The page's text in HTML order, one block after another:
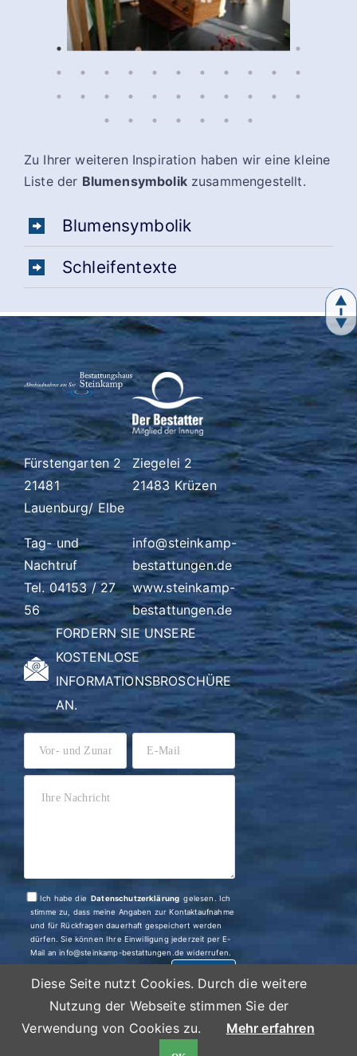
Zu Ihrer weiteren Inspiration haben wir eine kleine
Liste der Blumensymbolikzusammengestellt.
Blumensymbolik
Schleifentexte
Fürstengarten 2
21481
Lauenburg/ Elbe
Ziegelei 2
21483 Krüzen
Tag- und
Nachtruf
Tel. 04153 / 27
56
info@steinkamp-
bestattungen.de
www.steinkamp-
bestattungen.de
FORDERN SIE UNSERE
KOSTENLOSE
INFORMATIONSBROSCHÜRE
AN.
Ich habe die Datenschutzerklärung gelesen. Ich
stimme zu, dass meine Angaben zur Kontaktaufnahme
und für Rückfragen dauerhaft gespeichert werden
dürfen. Sie können Ihre Einwilligung jederzeit per E-
Mail an info@steinkamp-bestattungen.de widerrufen.
SENDEN
Alle Rechte vorbehalten Copyright 2026 | Bestattungshaus
Diese Seite nutzt Cookies. Durch die weitere
Nutzung der Webseite stimmen Sie der
Verwendung von Cookies zu.
Mehr erfahren